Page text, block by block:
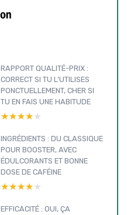
RAPPORT QUALITÉ-PRIX :
CORRECT SI TU L’UTILISES
PONCTUELLEMENT, CHER SI
TU EN FAIS UNE HABITUDE
★★★★★
★★★★★
INGRÉDIENTS : DU CLASSIQUE
POUR BOOSTER, AVEC
ÉDULCORANTS ET BONNE
DOSE DE CAFÉINE
★★★★★
★★★★★
EFFICACITÉ : OUI, ÇA